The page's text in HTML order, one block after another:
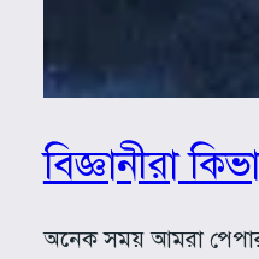
বিজ্ঞানীরা
অনেক সময় আমরা পেপার-